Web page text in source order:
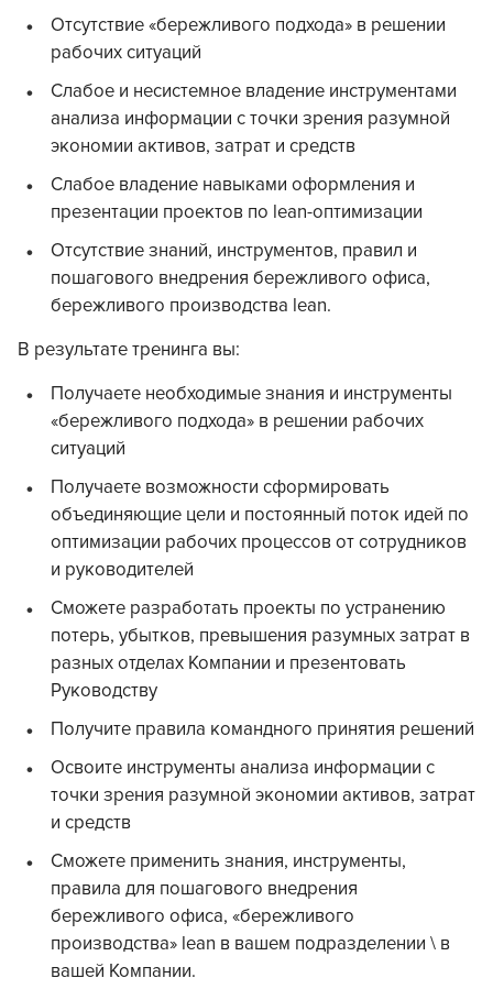
Отсутствие «бережливого подхода» в решении
рабочих ситуаций
Слабое и несистемное владение инструментами
анализа информации с точки зрения разумной
экономии активов, затрат и средств
Слабое владение навыками оформления и
презентации проектов по lean-оптимизации
Отсутствие знаний, инструментов, правил и
пошагового внедрения бережливого офиса,
бережливого производства lean.
В результате тренинга вы:
Получаете необходимые знания и инструменты
«бережливого подхода» в решении рабочих
ситуаций
Получаете возможности сформировать
объединяющие цели и постоянный поток идей по
оптимизации рабочих процессов от сотрудников
и руководителей
Сможете разработать проекты по устранению
потерь, убытков, превышения разумных затрат в
разных отделах Компании и презентовать
Руководству
Получите правила командного принятия решений
Освоите инструменты анализа информации с
точки зрения разумной экономии активов, затрат
и средств
Сможете применить знания, инструменты,
правила для пошагового внедрения
бережливого офиса, «бережливого
производства» lean в вашем подразделении \ в
вашей Компании.